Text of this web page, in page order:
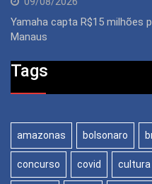
Yamaha capta R$15 milhões
Manaus
Tags
amazonas bolsonaro
concurso covid cultura